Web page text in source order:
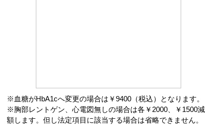
※血糖がHbA1cへ変更の場合は￥9400（税込）となります。
※胸部レントゲン、心電図無しの場合は各￥2000、￥1500減
額します。但し法定項目に該当する場合は省略できません。